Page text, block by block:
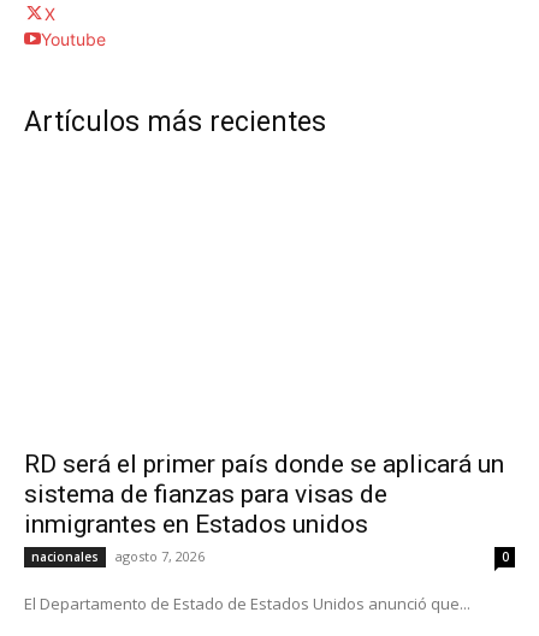
X
Youtube
Artículos más recientes
RD será el primer país donde se aplicará un
sistema de fianzas para visas de
inmigrantes en Estados unidos
nacionales agosto 7, 2026 0
El Departamento de Estado de Estados Unidos anunció que...